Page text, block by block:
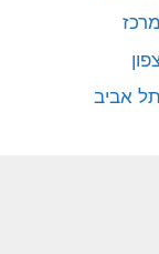
אביב